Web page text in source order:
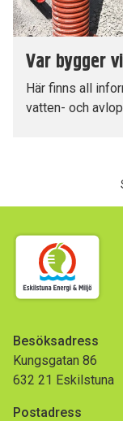
Var bygger
Här finns all
vatten- och
Besöksadress
Kungsgatan 86
632 21 Eskilstuna
Postadress